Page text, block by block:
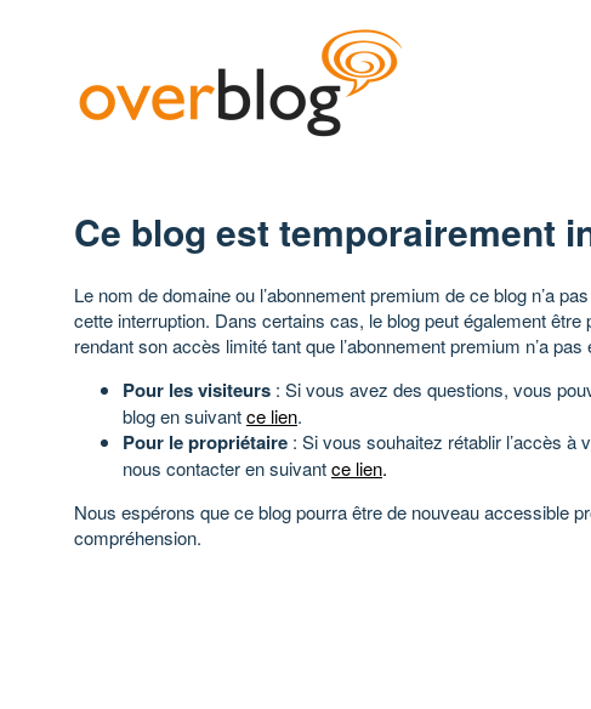
Ce blog est temporairement
Le nom de domaine ou l’abonnement premium de ce blog n’a
cette interruption. Dans certains cas, le blog peut également être
rendant son accès limité tant que l’abonnement premium n’a pas
Pour les visiteurs : Si vous avez des questions, vous
blog en suivantce lien.
Pour le propriétaire : Si vous souhaitez rétablir l’accès à
nous contacter en suivantce lien.
Nous espérons que ce blog pourra être de nouveau accessible
compréhension.